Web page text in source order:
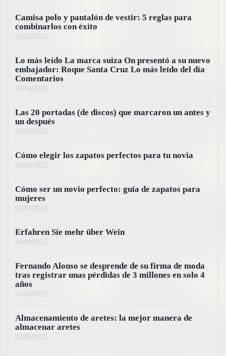
Camisa polo y pantalón de vestir: 5 reglas para
combinarlos con éxito
26/02/2022
Lo más leído La marca suiza On presentó a su nuevo
embajador: Roque Santa Cruz Lo más leído del día
Comentarios
08/04/2023
Las 20 portadas (de discos) que marcaron un antes y
un después
03/03/2022
Cómo elegir los zapatos perfectos para tu novia
26/05/2022
Cómo ser un novio perfecto: guía de zapatos para
mujeres
01/07/2022
Erfahren Sie mehr über Wein
26/08/2022
Fernando Alonso se desprende de su firma de moda
tras registrar unas pérdidas de 3 millones en solo 4
años
01/03/2022
Almacenamiento de aretes: la mejor manera de
almacenar aretes
02/08/2022